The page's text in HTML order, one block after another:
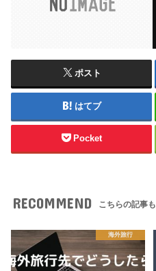
ポスト
はてブ
Pocket
RECOMMEND こちらの記事も
海外旅行